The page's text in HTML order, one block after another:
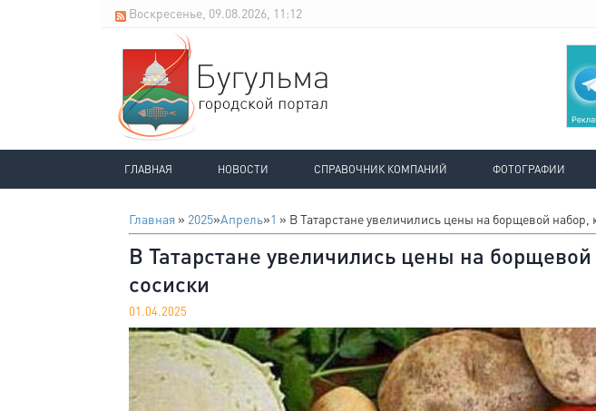
Воскресенье, 09.08.2026, 11:12
ГЛАВНАЯ НОВОСТИ СПРАВОЧНИК КОМПАНИЙ ФОТОГРАФИИ
Главная » 2025»Апрель»1 » В Татарстане увеличились цены на борщевой набор,
В Татарстане увеличились цены на борщевой
сосиски
01.04.2025